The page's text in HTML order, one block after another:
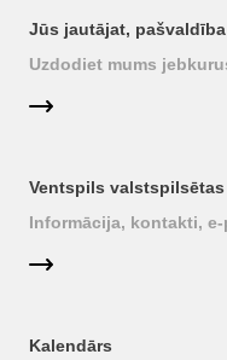
Jūs jautājat,
Uzdodiet mums
Ventspils
Informācija, kontakti,
Kalendārs